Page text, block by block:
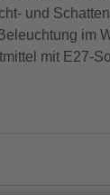
und
im
mit E27-